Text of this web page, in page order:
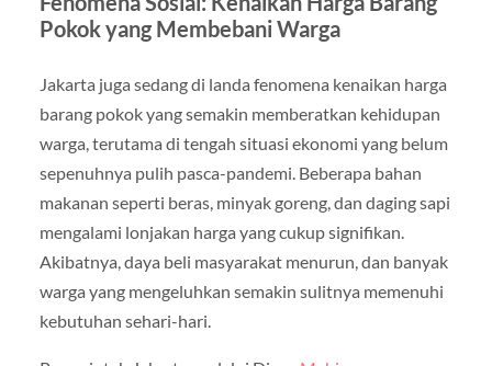
Pokok yang Membebani Warga
Jakarta juga sedang di landa fenomena kenaikan harga
barang pokok yang semakin memberatkan kehidupan
warga, terutama di tengah situasi ekonomi yang belum
sepenuhnya pulih pasca-pandemi. Beberapa bahan
makanan seperti beras, minyak goreng, dan daging sapi
mengalami lonjakan harga yang cukup signifikan.
Akibatnya, daya beli masyarakat menurun, dan banyak
warga yang mengeluhkan semakin sulitnya memenuhi
kebutuhan sehari-hari.